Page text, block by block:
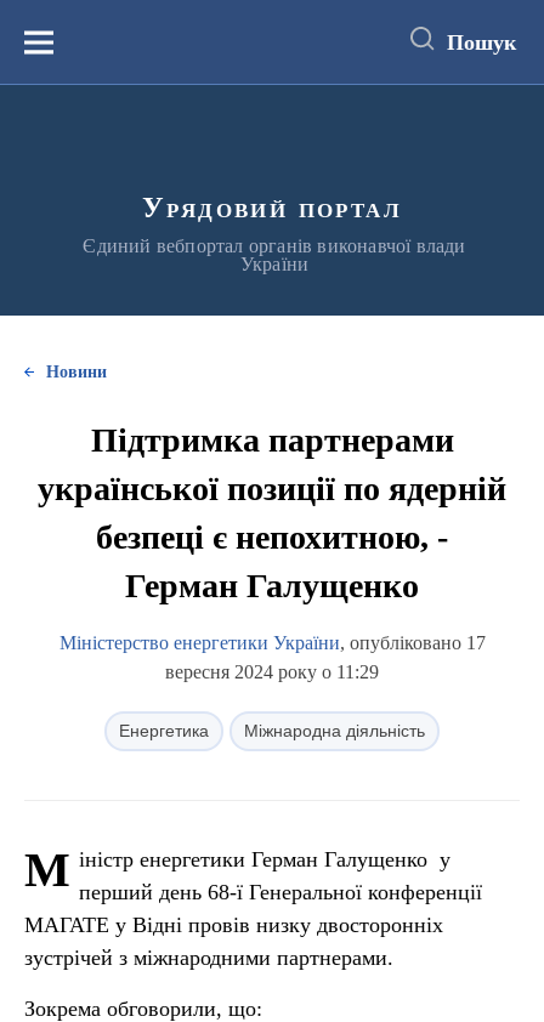
вмістуМеню Пошук
Урядовий портал
Єдиний вебпортал органів виконавчої влади
України
Новини
Підтримка партнерами
української позиції по ядерній
безпеці є непохитною, -
Герман Галущенко
Міністерство енергетики України, опубліковано 17
вересня 2024 року о 11:29
Енергетика Міжнародна діяльність
М іністр енергетики Герман Галущенко у
перший день 68-ї Генеральної конференції
МАГАТЕ у Відні провів низку двосторонніх
зустрічей з міжнародними партнерами.
Зокрема обговорили, що: